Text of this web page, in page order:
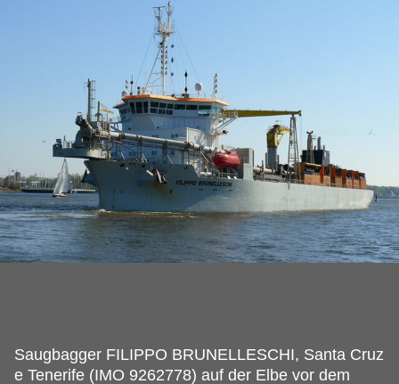
Saugbagger FILIPPO BRUNELLESCHI, Santa Cruz
e Tenerife (IMO 9262778) auf der Elbe vor dem